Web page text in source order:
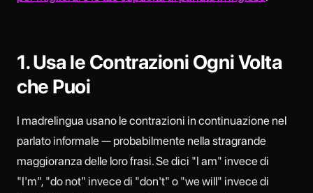
1. Usa le Contrazioni Ogni Volta
che Puoi
I madrelingua usano le contrazioni in continuazione nel
parlato informale — probabilmente nella stragrande
maggioranza delle loro frasi. Se dici "I am" invece di
"I'm", "do not" invece di "don't" o "we will" invece di